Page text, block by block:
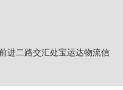
进二路交汇处宝运达物流信